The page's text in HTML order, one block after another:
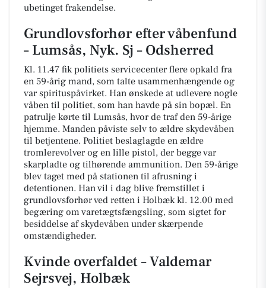
ubetinget frakendelse.
Grundlovsforhør efter våbenfund
– Lumsås, Nyk. Sj – Odsherred
Kl. 11.47 fik politiets servicecenter flere opkald fra
en 59-årig mand, som talte usammenhængende og
var spirituspåvirket. Han ønskede at udlevere nogle
våben til politiet, som han havde på sin bopæl. En
patrulje kørte til Lumsås, hvor de traf den 59-årige
hjemme. Manden påviste selv to ældre skydevåben
til betjentene. Politiet beslaglagde en ældre
tromlerevolver og en lille pistol, der begge var
skarpladte og tilhørende ammunition. Den 59-årige
blev taget med på stationen til afrusning i
detentionen. Han vil i dag blive fremstillet i
grundlovsforhør ved retten i Holbæk kl. 12.00 med
begæring om varetægtsfængsling, som sigtet for
besiddelse af skydevåben under skærpende
omstændigheder.
Kvinde overfaldet – Valdemar
Sejrsvej, Holbæk